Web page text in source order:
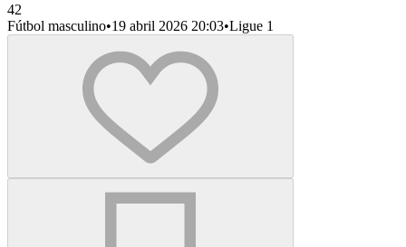
42
Fútbol masculino•19 abril 2026 20:03•Ligue 1